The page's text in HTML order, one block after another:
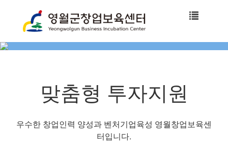
Toggle
맞춤형 투자지원
우수한 창업인력 양성과 벤처기업육성 영월창업보육센
터입니다.